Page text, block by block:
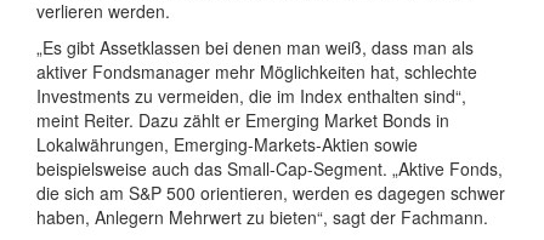
verlieren werden.
„Es gibt Assetklassen bei denen man weiß, dass man als
aktiver Fondsmanager mehr Möglichkeiten hat, schlechte
Investments zu vermeiden, die im Index enthalten sind“,
meint Reiter. Dazu zählt er Emerging Market Bonds in
Lokalwährungen, Emerging-Markets-Aktien sowie
beispielsweise auch das Small-Cap-Segment. „Aktive Fonds,
die sich am S&P 500 orientieren, werden es dagegen schwer
haben, Anlegern Mehrwert zu bieten“, sagt der Fachmann.